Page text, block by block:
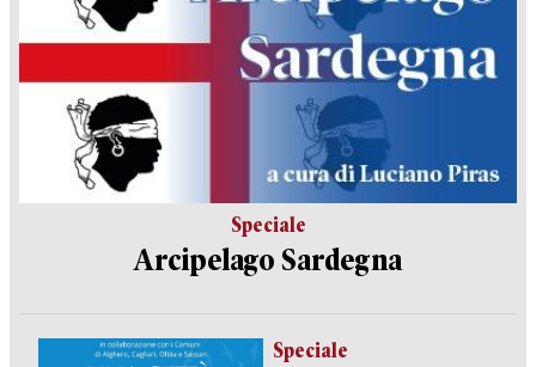
Speciale
Arcipelago Sardegna
Speciale